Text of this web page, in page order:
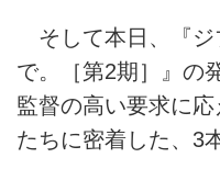
そして本日、『ジ
で。［第2期］』の
監督の高い要求に
たちに密着した、3